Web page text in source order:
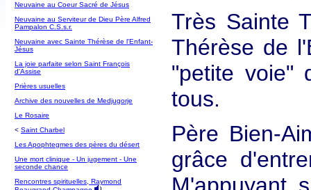
Neuvaine au Coeur Sacré de Jésus
Neuvaine au Serviteur de Dieu Père Alfred
Pampalon C.S.s.r.
Neuvaine avec Sainte Thérèse de l'Enfant-
Jésus
La joie parfaite selon Saint François
d'Assise
Prières usuelles
Archive des nouvelles de Medjugorje
Le Rosaire
< Saint Charbel
Les Apophtegmes des pères du désert
Une mort clinique - Un jugement - Une
seconde chance
Rencontres spirituelles, Raymond
Très Sainte
Thérèse de
"petite voie"
tous.
Père Bien-
grâce